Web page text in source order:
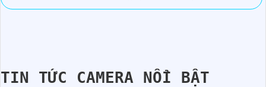
TIN TỨC CAMERA NỔI BẬT